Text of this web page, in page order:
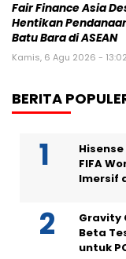
Fair Finance Asia
Hentikan
Batu Bara di ASEAN
Kamis, 6 Agu 2026 -
BERITA
FIFA
Imersif
Gravity
Beta
untuk